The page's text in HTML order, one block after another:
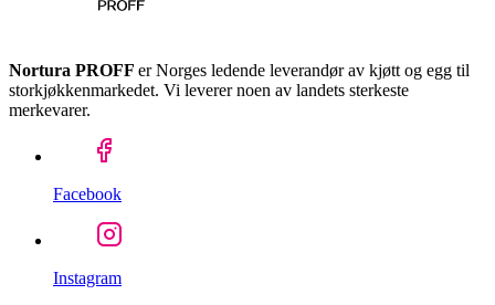
Nortura PROFF er Norges ledende leverandør av kjøtt og egg til
storkjøkkenmarkedet. Vi leverer noen av landets sterkeste
merkevarer.
Facebook
Instagram